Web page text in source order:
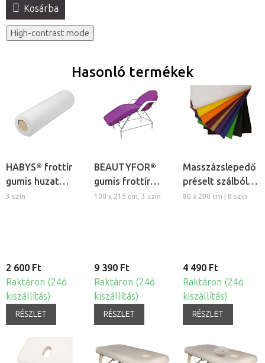
Kosárba
High-contrast mode
Hasonló termékek
HABYS® frottír
gumis huzat
hengerpárnára
3 szín
2 600 Ft
Raktáron (24ó
kiszállítás)
RÉSZLET
BEAUTYFOR®
gumis frottír
kozmetikai
100 x 215 cm, 3 szín
9 390 Ft
Raktáron (24ó
kiszállítás)
RÉSZLET
Masszázslepedő
préselt szálból,
5db
80 x 200 cm | 8 szín
4 490 Ft
Raktáron (24ó
kiszállítás)
RÉSZLET